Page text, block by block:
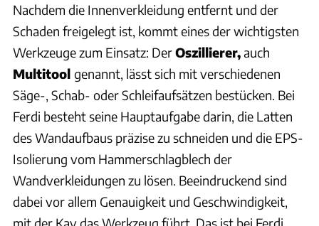
Nachdem die Innenverkleidung entfernt und der
Schaden freigelegt ist, kommt eines der wichtigsten
Werkzeuge zum Einsatz: DerOszillierer,auch
Multitool genannt, lässt sich mit verschiedenen
Säge-, Schab- oder Schleifaufsätzen bestücken. Bei
Ferdi besteht seine Hauptaufgabe darin, die Latten
des Wandaufbaus präzise zu schneiden und die EPS-
Isolierung vom Hammerschlagblech der
Wandverkleidungen zu lösen. Beeindruckend sind
dabei vor allem Genauigkeit und Geschwindigkeit,
mit der Kay das Werkzeug führt. Das ist bei Ferdi